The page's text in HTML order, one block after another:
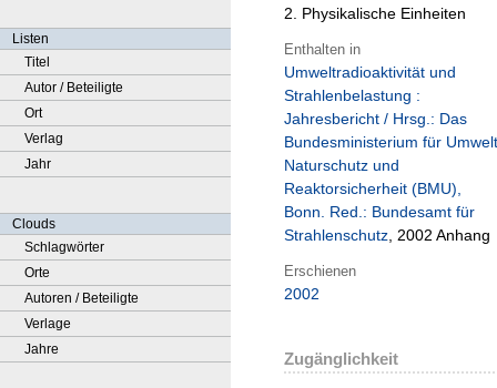
Listen
Titel
Autor / Beteiligte
Ort
Verlag
Jahr
Clouds
Schlagwörter
Orte
Autoren / Beteiligte
Verlage
Jahre
2. Physikalische Einheiten
Enthalten in
Umweltradioaktivität und
Strahlenbelastung :
Jahresbericht / Hrsg.: Das
Bundesministerium für Umwelt
Naturschutz und
Reaktorsicherheit (BMU),
Bonn. Red.: Bundesamt für
Strahlenschutz, 2002 Anhang
Erschienen
2002
Zugänglichkeit